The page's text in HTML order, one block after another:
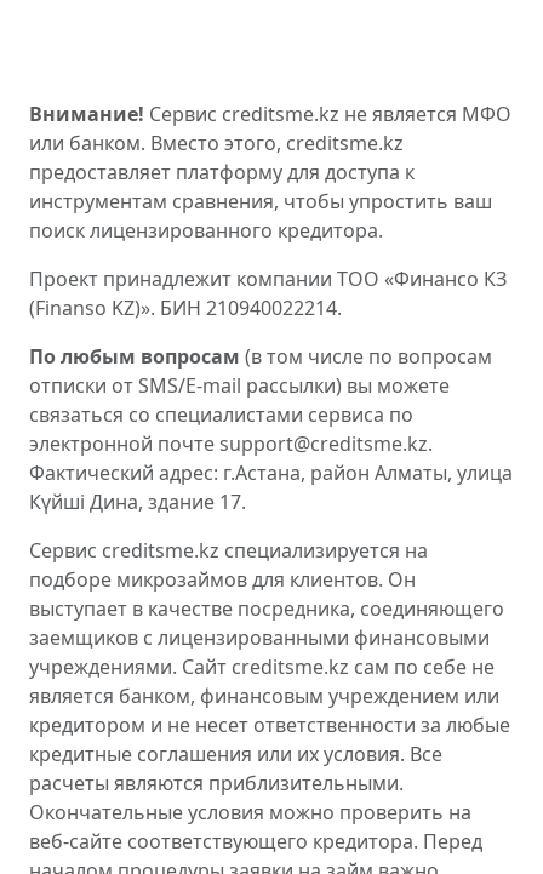
Внимание! Сервис creditsme.kz не является МФО
или банком. Вместо этого, creditsme.kz
предоставляет платформу для доступа к
инструментам сравнения, чтобы упростить ваш
поиск лицензированного кредитора.
Проект принадлежит компании ТОО «Финансо КЗ
(Finanso KZ)». БИН 210940022214.
По любым вопросам (в том числе по вопросам
отписки от SMS/E-mail рассылки) вы можете
связаться со специалистами сервиса по
электронной почте support@creditsme.kz.
Фактический адрес: г.Астана, район Алматы, улица
Күйші Дина, здание 17.
Сервис creditsme.kz специализируется на
подборе микрозаймов для клиентов. Он
выступает в качестве посредника, соединяющего
заемщиков с лицензированными финансовыми
учреждениями. Сайт creditsme.kz сам по себе не
является банком, финансовым учреждением или
кредитором и не несет ответственности за любые
кредитные соглашения или их условия. Все
расчеты являются приблизительными.
Окончательные условия можно проверить на
веб-сайте соответствующего кредитора. Перед